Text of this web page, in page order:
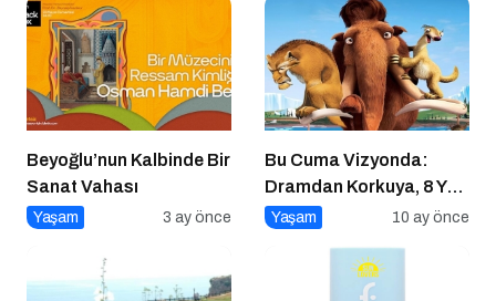
Beyoğlu’nun Kalbinde Bir
Sanat Vahası
Yaşam 3 ay önce
Bu Cuma Vizyonda:
Dramdan Korkuya, 8 Yeni
Film Sinemaseverlerle
Yaşam 10 ay önce